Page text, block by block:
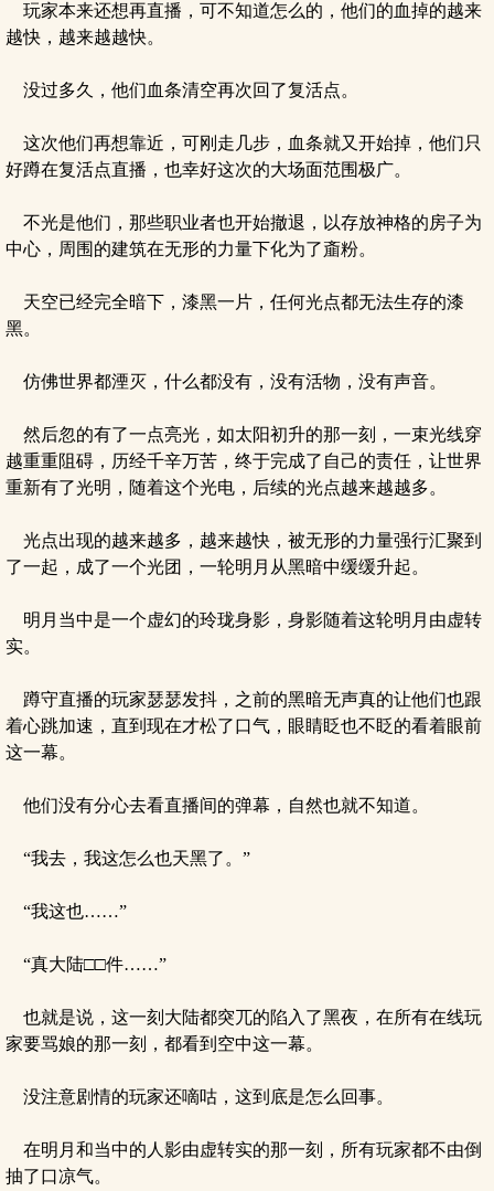
玩家本来还想再直播，可不知道怎么的，他们的血掉的越来
越快，越来越越快。
没过多久，他们血条清空再次回了复活点。
这次他们再想靠近，可刚走几步，血条就又开始掉，他们只
好蹲在复活点直播，也幸好这次的大场面范围极广。
不光是他们，那些职业者也开始撤退，以存放神格的房子为
中心，周围的建筑在无形的力量下化为了齑粉。
天空已经完全暗下，漆黑一片，任何光点都无法生存的漆
黑。
仿佛世界都湮灭，什么都没有，没有活物，没有声音。
然后忽的有了一点亮光，如太阳初升的那一刻，一束光线穿
越重重阻碍，历经千辛万苦，终于完成了自己的责任，让世界
重新有了光明，随着这个光电，后续的光点越来越越多。
光点出现的越来越多，越来越快，被无形的力量强行汇聚到
了一起，成了一个光团，一轮明月从黑暗中缓缓升起。
明月当中是一个虚幻的玲珑身影，身影随着这轮明月由虚转
实。
蹲守直播的玩家瑟瑟发抖，之前的黑暗无声真的让他们也跟
着心跳加速，直到现在才松了口气，眼睛眨也不眨的看着眼前
这一幕。
他们没有分心去看直播间的弹幕，自然也就不知道。
“我去，我这怎么也天黑了。”
“我这也……”
“真大陆□□件……”
也就是说，这一刻大陆都突兀的陷入了黑夜，在所有在线玩
家要骂娘的那一刻，都看到空中这一幕。
没注意剧情的玩家还嘀咕，这到底是怎么回事。
在明月和当中的人影由虚转实的那一刻，所有玩家都不由倒
抽了口凉气。